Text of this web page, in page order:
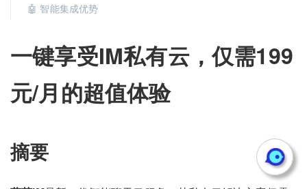
一键享受IM私有云，仅需199
元/月的超值体验
摘要
🤖 智能集成优势